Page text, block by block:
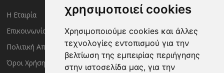
χρησιμοποιεί cookies
Χρησιμοποιούμε cookies και άλλες
τεχνολογίες εντοπισμού για την
βελτίωση της εμπειρίας περιήγησης
στην ιστοσελίδα μας, για την
Η Εταιρία
Επικοινωνία
Πολιτική Απορρήτου
Όροι Χρήσης
Είσοδος Μέλους
Έλεγχος Παραγγελίας
Τρόποι Αποστολής
Πολιτική Επιστροφών